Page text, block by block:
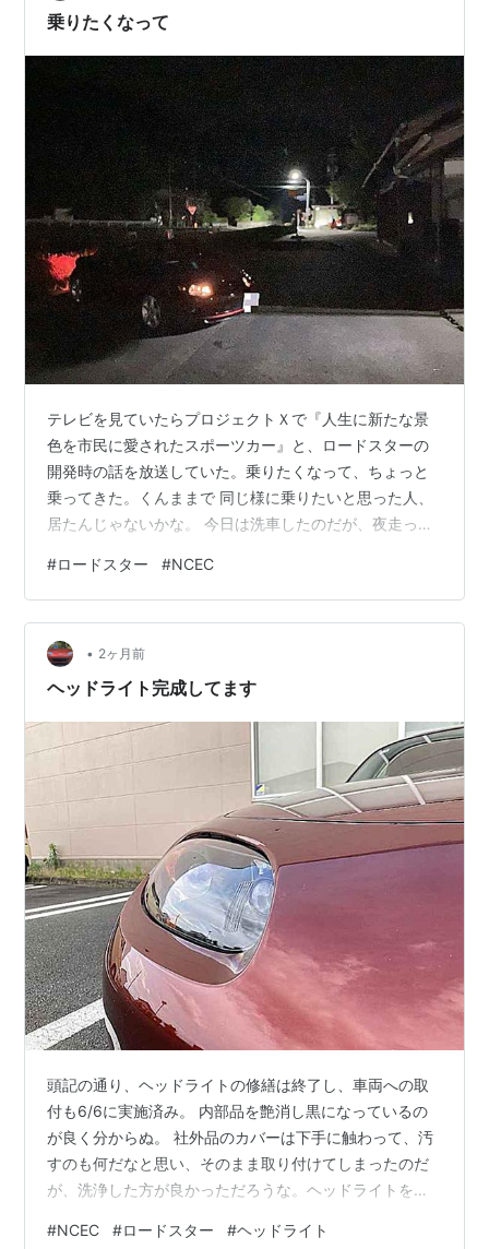
乗りたくなって
テレビを見ていたらプロジェクトＸで『人生に新たな景
色を市民に愛されたスポーツカー』と、ロードスターの
開発時の話を放送していた。乗りたくなって、ちょっと
乗ってきた。くんままで 同じ様に乗りたいと思った人、
居たんじゃないかな。 今日は洗車したのだが、夜走った
今日も洗ってるよと思われそう････ 良い事もあるが、悪
い事の方が多い。その話はまた今度。
#ロードスター #NCEC
• 2ヶ月前
ヘッドライト完成してます
頭記の通り、ヘッドライトの修繕は終了し、車両への取
付も6/6に実施済み。 内部品を艶消し黒になっているの
が良く分からぬ。 社外品のカバーは下手に触わって、汚
すのも何だなと思い、そのまま取り付けてしまったのだ
が、洗浄した方が良かっただろうな。ヘッドライトを点
外して部屋に転がっているライトの殻割りをする気にな
#NCEC #ロードスター #ヘッドライト